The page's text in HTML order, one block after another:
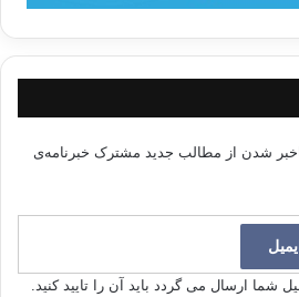
شدن از مطالب جدید مشترک خبرنامه‌ی
شما ارسال می گردد باید آن را تایید کنید.